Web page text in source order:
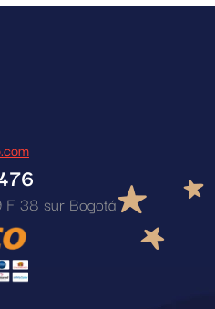
38 sur Bogotá